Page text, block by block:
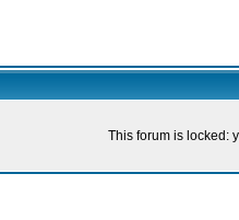
This forum is locked: